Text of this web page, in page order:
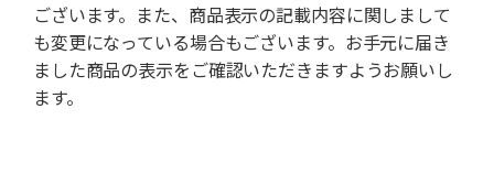
ございます。また、商品表示の記載内容に関しまして
も変更になっている場合もございます。お手元に届き
ました商品の表示をご確認いただきますようお願いし
ます。